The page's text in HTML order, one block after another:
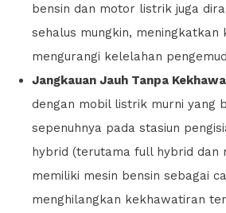
bensin dan motor listrik juga
sehalus mungkin, meningkatkan
mengurangi kelelahan
Jangkauan Jauh Tanpa
dengan mobil listrik murni yang
sepenuhnya pada stasiun
hybrid (terutama full hybrid dan
memiliki mesin bensin sebagai
menghilangkan kekhawatiran